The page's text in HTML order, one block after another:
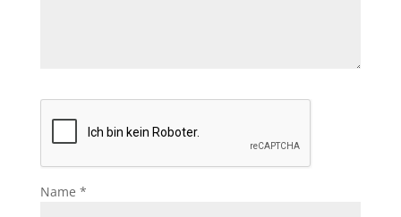
Name *